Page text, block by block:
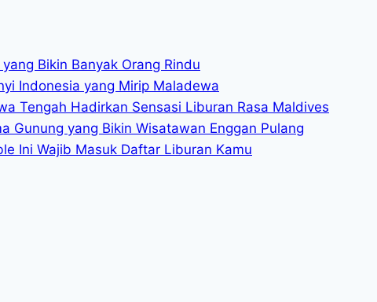
Bikin Banyak Orang Rindu
Indonesia yang Mirip Maladewa
Tengah Hadirkan Sensasi Liburan Rasa Maldives
Gunung yang Bikin Wisatawan Enggan Pulang
Ini Wajib Masuk Daftar Liburan Kamu